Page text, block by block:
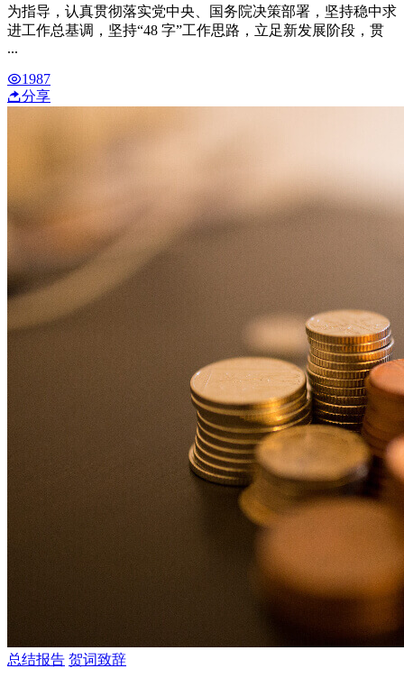
为指导，认真贯彻落实党中央、国务院决策部署，坚持稳中求
进工作总基调，坚持“48 字”工作思路，立足新发展阶段，贯
...
1987
分享
总结报告 贺词致辞